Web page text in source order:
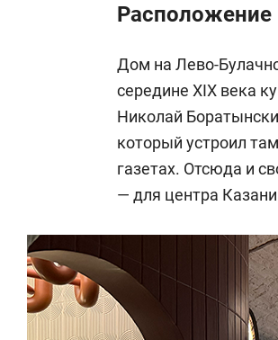
Расположение
Дом на Лево-
середине XIX века
Николай
который устроил
газетах. Отсюда и
— для центра